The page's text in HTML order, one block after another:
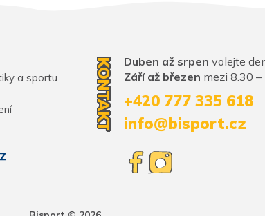
a sportu
KONTAKT Duben až srpen volejte
Září až březen mezi 8.30 –
+420 777 335 618
info@bisport.cz